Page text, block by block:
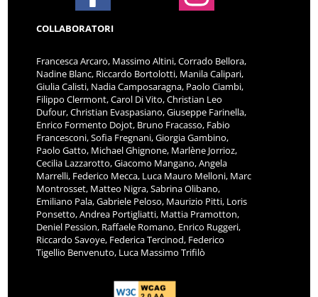
COLLABORATORI
Francesca Arcaro, Massimo Altini, Corrado Bellora,
Nadine Blanc, Riccardo Bortolotti, Manila Calipari,
Giulia Calisti, Nadia Camposaragna, Paolo Ciambi,
Filippo Clermont, Carol Di Vito, Christian Leo
Dufour, Christian Evaspasiano, Giuseppe Farinella,
Enrico Formento Dojot, Bruno Fracasso, Fabio
Francesconi, Sofia Fregnani, Giorgia Gambino,
Paolo Gatto, Michael Ghignone, Marlène Jorrioz,
Cecilia Lazzarotto, Giacomo Mangano, Angela
Marrelli, Federico Mecca, Luca Mauro Melloni, Marc
Montrosset, Matteo Nigra, Sabrina Olibano,
Emiliano Pala, Gabriele Peloso, Maurizio Pitti, Loris
Ponsetto, Andrea Portigliatti, Mattia Pramotton,
Deniel Pession, Raffaele Romano, Enrico Ruggeri,
Riccardo Savoye, Federica Tercinod, Federico
Tigellio Benvenuto, Luca Massimo Trifilò